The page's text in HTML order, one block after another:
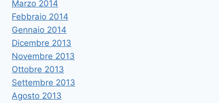
Marzo 2014
Febbraio 2014
Gennaio 2014
Dicembre 2013
Novembre 2013
Ottobre 2013
Settembre 2013
Agosto 2013